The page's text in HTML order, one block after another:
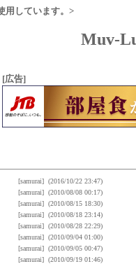
用しています。>
Muv-
[広告]
[samurai] (2016/10/22 23:47)
[samurai] (2010/08/08 00:17)
[samurai] (2010/08/15 18:30)
[samurai] (2010/08/18 23:14)
[samurai] (2010/08/28 22:29)
[samurai] (2010/09/04 01:00)
[samurai] (2010/09/05 00:47)
[samurai] (2010/09/19 01:46)